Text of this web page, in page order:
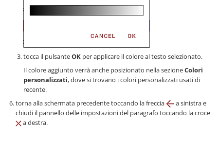
tocca il pulsanteOK per applicare il colore al testo selezionato.
Il colore aggiunto verrà anche posizionato nella sezioneColori
personalizzati, dove si trovano i colori personalizzati usati di
recente.
torna alla schermata precedente toccando la freccia
a sinistra e
chiudi il pannello delle impostazioni del paragrafo toccando la croce
a destra.